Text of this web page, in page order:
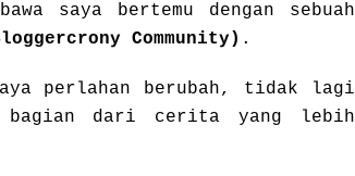
saya bertemu dengan sebuah
Community) .
perlahan berubah, tidak lagi
dari cerita yang lebih